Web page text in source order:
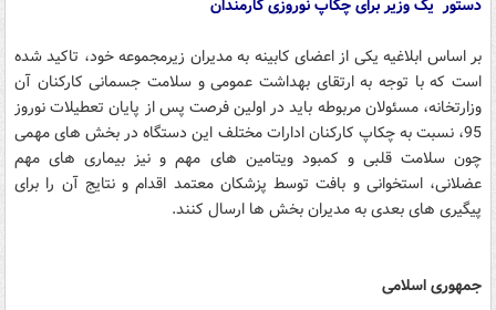
دستور یک وزیر برای چکاپ نوروزی کارمندان
بر اساس ابلاغیه یکی از اعضای کابینه به مدیران زیرمجموعه خود، تاکید شده
است که با توجه به ارتقای بهداشت عمومی و سلامت جسمانی کارکنان آن
وزارتخانه، مسئولان مربوطه باید در اولین فرصت پس از پایان تعطیلات نوروز
95، نسبت به چکاپ کارکنان ادارات مختلف این دستگاه در بخش های مهمی
چون سلامت قلبی و کمبود ویتامین های مهم و نیز بیماری های مهم
عضلانی، استخوانی و بافت توسط پزشکان معتمد اقدام و نتایج آن را برای
پیگیری های بعدی به مدیران بخش ها ارسال کنند.
جمهوری اسلامی